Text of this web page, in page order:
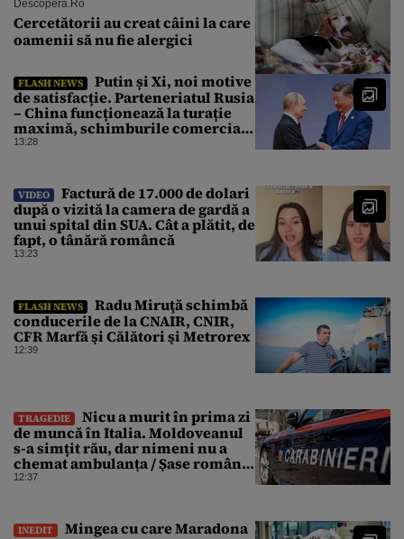
Descopera.ro
Cercetătorii au creat câini la care
oamenii să nu fie alergici
FLASH NEWS
Putin și Xi, noi motive
de satisfacție. Parteneriatul Rusia
– China funcționează la turație
maximă, schimburile comerciale
ating niveluri record
13:28
VIDEO
Factură de 17.000 de dolari
după o vizită la camera de gardă a
unui spital din SUA. Cât a plătit, de
fapt, o tânără româncă
13:23
FLASH NEWS
Radu Miruţă schimbă
conducerile de la CNAIR, CNIR,
CFR Marfă şi Călători şi Metrorex
12:39
TRAGEDIE
Nicu a murit în prima zi
de muncă în Italia. Moldoveanul
s-a simțit rău, dar nimeni nu a
chemat ambulanța / Șase români,
anchetați
12:37
INEDIT
Mingea cu care Maradona